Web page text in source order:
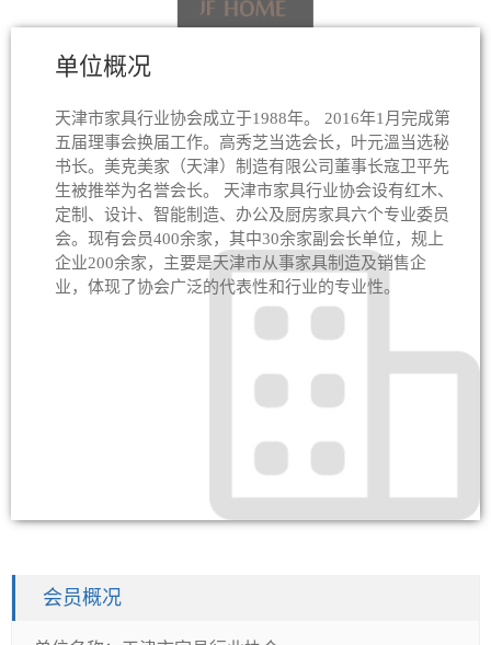
单位概况
天津市家具行业协会成立于1988年。 2016年1月完成第
五届理事会换届工作。高秀芝当选会长，叶元溫当选秘
书长。美克美家（天津）制造有限公司董事长寇卫平先
生被推举为名誉会长。 天津市家具行业协会设有红木、
定制、设计、智能制造、办公及厨房家具六个专业委员
会。现有会员400余家，其中30余家副会长单位，规上
企业200余家，主要是天津市从事家具制造及销售企
业，体现了协会广泛的代表性和行业的专业性。
会员概况